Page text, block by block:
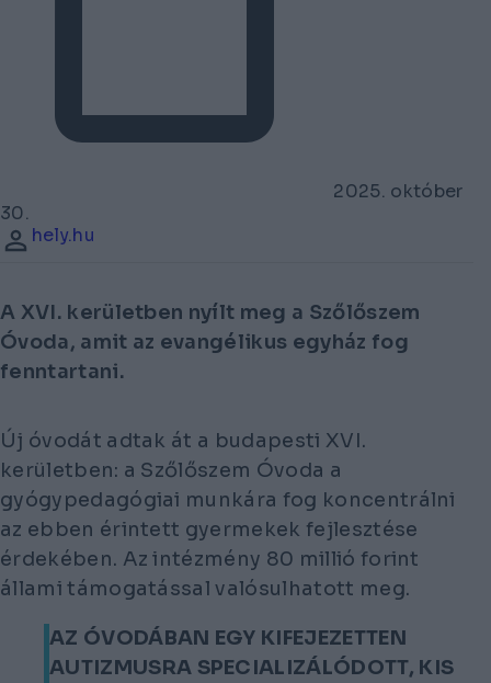
2025. október
30.
hely.hu
A XVI. kerületben nyílt meg a Szőlőszem
Óvoda, amit az evangélikus egyház fog
fenntartani.
Új óvodát adtak át a budapesti XVI.
kerületben: a Szőlőszem Óvoda a
gyógypedagógiai munkára fog koncentrálni
az ebben érintett gyermekek fejlesztése
érdekében. Az intézmény 80 millió forint
állami támogatással valósulhatott meg.
AZ ÓVODÁBAN EGY KIFEJEZETTEN
AUTIZMUSRA SPECIALIZÁLÓDOTT, KIS